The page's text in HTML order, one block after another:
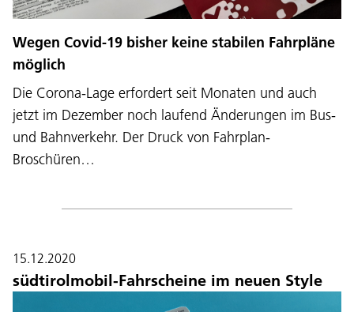
Wegen Covid-19 bisher keine stabilen Fahrpläne
möglich
Die Corona-Lage erfordert seit Monaten und auch
jetzt im Dezember noch laufend Änderungen im Bus-
und Bahnverkehr. Der Druck von Fahrplan-
Broschüren…
15.12.2020
südtirolmobil-Fahrscheine im neuen Style